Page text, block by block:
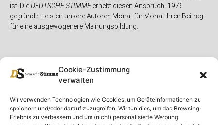
Cookie-Zustimmung
verwalten
Wir verwenden Technologien wie Cookies, um Geräteinformationen zu
speichern und/oder darauf zuzugreifen. Wir tun dies, um das Browsing-
Erlebnis zu verbessern und um (nicht) personalisierte Werbung
ist. DieDEUTSCHE STIMMEerhebt diesen Anspruch. 1976
gegründet, leisten unsere Autoren Monat für Monat ihren Beitrag
für eine ausgewogenere Meinungsbildung.
Unser Magazin
Spenden
Rubriken
Deutschland
Rechtliches
Rechtliche Hinweise